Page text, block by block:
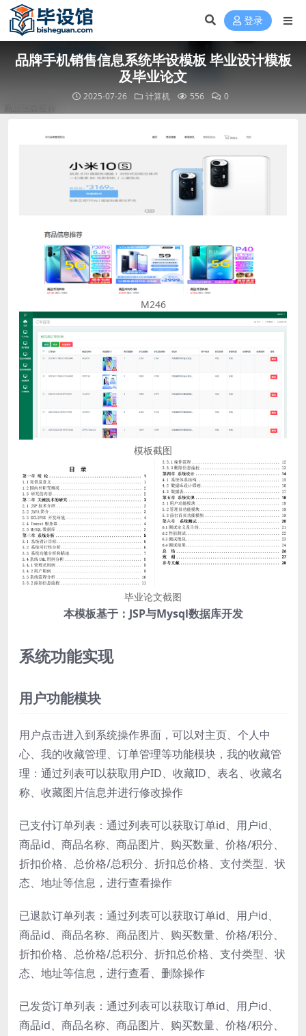
登录
品牌手机销售信息系统毕设模板 毕业设计模板
及毕业论文
2025-07-26 计算机 556 0
M246
模板截图
毕业论文截图
本模板基于：JSP与Mysql数据库开发
系统功能实现
用户功能模块
用户点击进入到系统操作界面，可以对主页、个人中
心、我的收藏管理、订单管理等功能模块，我的收藏管
理：通过列表可以获取用户ID、收藏ID、表名、收藏名
称、收藏图片信息并进行修改操作
已支付订单列表：通过列表可以获取订单id、用户id、
商品id、商品名称、商品图片、购买数量、价格/积分、
折扣价格、总价格/总积分、折扣总价格、支付类型、状
态、地址等信息，进行查看操作
已退款订单列表：通过列表可以获取订单id、用户id、
商品id、商品名称、商品图片、购买数量、价格/积分、
折扣价格、总价格/总积分、折扣总价格、支付类型、状
态、地址等信息，进行查看、删除操作
已发货订单列表：通过列表可以获取订单id、用户id、
商品id、商品名称、商品图片、购买数量、价格/积分、